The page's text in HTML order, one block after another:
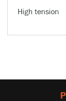
High tension